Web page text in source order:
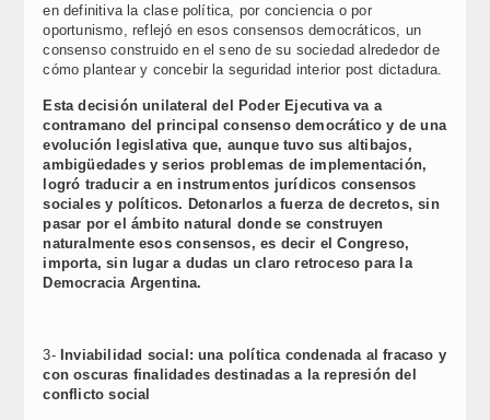
en definitiva la clase política, por conciencia o por
oportunismo, reflejó en esos consensos democráticos, un
consenso construido en el seno de su sociedad alrededor de
cómo plantear y concebir la seguridad interior post dictadura.
Esta decisión unilateral del Poder Ejecutiva va a
contramano del principal consenso democrático y de una
evolución legislativa que, aunque tuvo sus altibajos,
ambigüedades y serios problemas de implementación,
logró traducir a en instrumentos jurídicos consensos
sociales y políticos. Detonarlos a fuerza de decretos, sin
pasar por el ámbito natural donde se construyen
naturalmente esos consensos, es decir el Congreso,
importa, sin lugar a dudas un claro retroceso para la
Democracia Argentina.
3-Inviabilidad social: una política condenada al fracaso y
con oscuras finalidades destinadas a la represión del
conflicto social